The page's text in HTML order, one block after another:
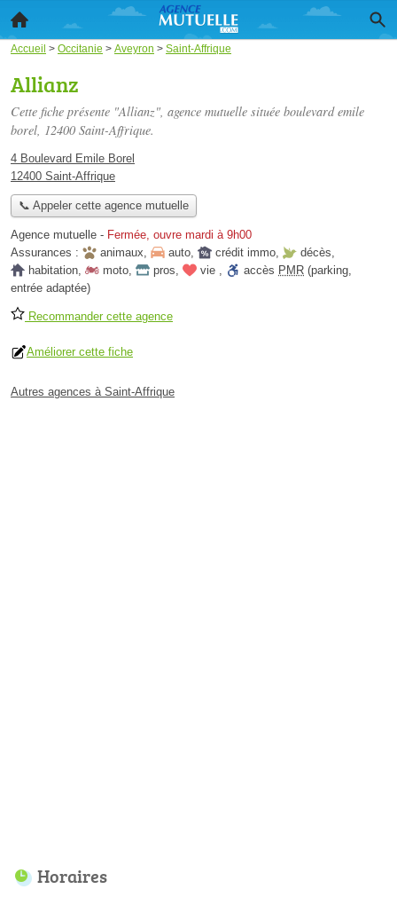
Accueil > Occitanie > Aveyron > Saint-Affrique
Allianz
Cette fiche présente "Allianz", agence mutuelle située boulevard emile
borel, 12400 Saint-Affrique.
4 Boulevard Emile Borel
12400 Saint-Affrique
📞 Appeler cette agence mutuelle
Agence mutuelle - Fermée, ouvre mardi à 9h00
Assurances :
animaux, auto, crédit immo, décès,
habitation, moto, pros, vie , accès PMR (parking,
entrée adaptée)
Recommander cette agence
Améliorer cette fiche
Autres agences à Saint-Affrique
Horaires